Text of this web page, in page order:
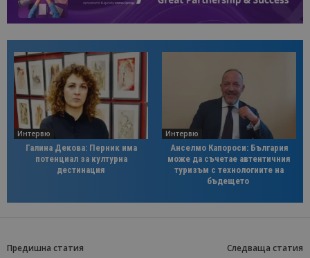
Интервю
Галина Декова: Перник има
потенциал за културна
дестинация
Интервю
Анселмо Капороси: България
може да съчетае автентичния
туризъм с технологиите на
бъдещето
Предишна статия Следваща статия